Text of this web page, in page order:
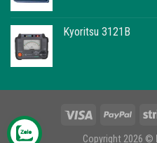
Kyoritsu 3121B
Copyright 2026 ©